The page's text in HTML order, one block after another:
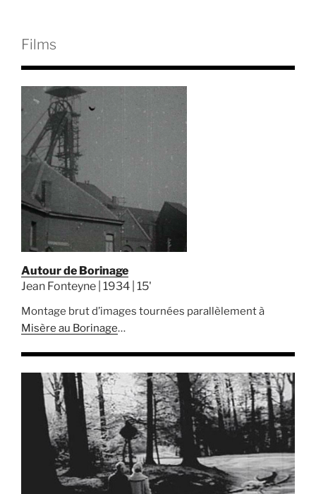
Films
Autour de Borinage
Jean Fonteyne | 1934 | 15'
Montage brut d’images tournées parallèlement à
Misère au Borinage…